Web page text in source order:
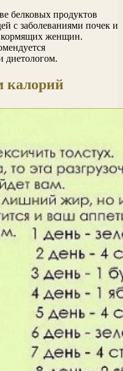
белковых продуктов
с заболеваниями почек и
кормящих женщин.
диетологом.
калорий